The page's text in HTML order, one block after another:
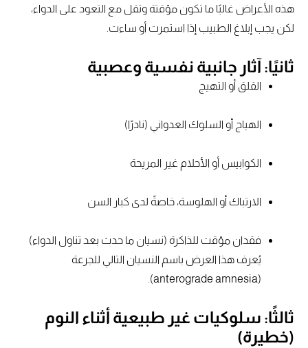
هذه الأعراض غالبًا ما تكون مؤقتة وتقل مع التعود على الدواء،
لكن يجب إبلاغ الطبيب إذا استمرت أو ساءت.
ثانيًا: آثار جانبية نفسية وعصبية
القلق أو التهيج
الهياج أو السلوك العدواني (نادرًا)
الكوابيس أو الأحلام غير المريحة
الارتباك أو الهلوسة، خاصةً لدى كبار السن
فقدان مؤقت للذاكرة (نسيان ما حدث بعد تناول الدواء)
يُعرف هذا العرض باسم النسيان التالي للجرعة
ثالثًا: سلوكيات غير طبيعية أثناء النوم
(خطيرة)